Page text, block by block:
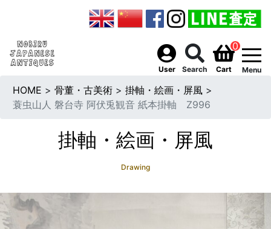
User Search
0
Cart Menu
HOME > 骨董・古美術 > 掛軸・絵画・屏風 >
蓑虫山人 磐台寺 阿伏兎観音 紙本掛軸 Z996
掛軸・絵画・屏風
Drawing